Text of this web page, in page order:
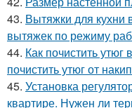
43. Вытяжки для кухни
вытяжек по режиму
44. Как почистить
почистить утюг от
45. Установка
квартире. Нужен ли